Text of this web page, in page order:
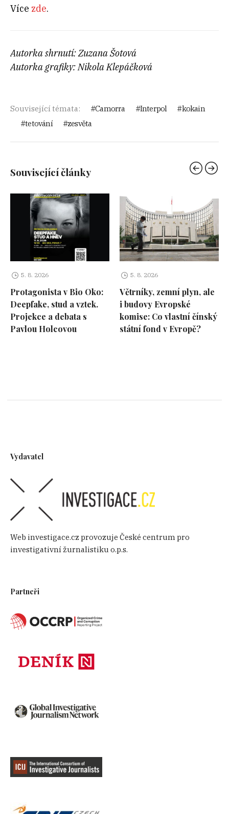
Více zde.
Autorka shrnutí: Zuzana Šotová
Autorka grafiky: Nikola Klepáčková
Související témata: Camorra Interpol
kokain
tetování
zesvěta
Související články
5. 8. 2026
Protagonista v Bio Oko:
Deepfake, stud a vztek.
Projekce a debata s
Pavlou Holcovou
5. 8. 2026
Větrníky, zemní plyn, ale
i budovy Evropské
komise: Co vlastní čínský
státní fond v Evropě?
Vydavatel
Web investigace.cz provozuje České centrum pro
investigativní žurnalistiku o.p.s.
Partneři